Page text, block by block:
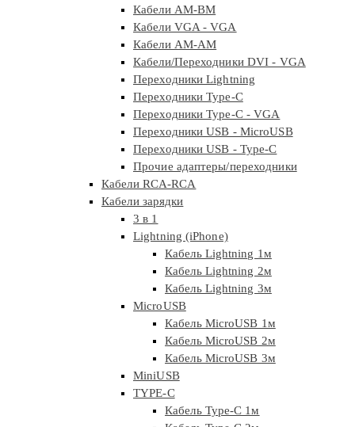
Кабели AM-BM
Кабели VGA - VGA
Кабели АМ-АМ
Кабели/Переходники DVI - VGA
Переходники Lightning
Переходники Type-C
Переходники Type-C - VGA
Переходники USB - MicroUSB
Переходники USB - Type-C
Прочие адаптеры/переходники
Кабели RCA-RCA
Кабели зарядки
3 в 1
Lightning (iPhone)
Кабель Lightning 1м
Кабель Lightning 2м
Кабель Lightning 3м
MicroUSB
Кабель MicroUSB 1м
Кабель MicroUSB 2м
Кабель MicroUSB 3м
MiniUSB
TYPE-C
Кабель Type-C 1м